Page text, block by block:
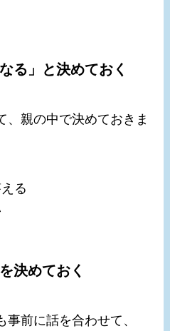
る」と決めておく
、親の中で決めておきま
る
決めておく
前に話を合わせて、